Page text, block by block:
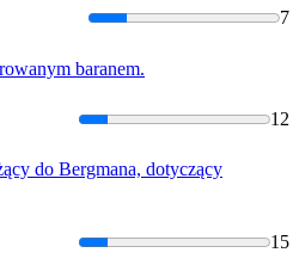
7
baranem.
12
do Bergmana, dotyczący
15